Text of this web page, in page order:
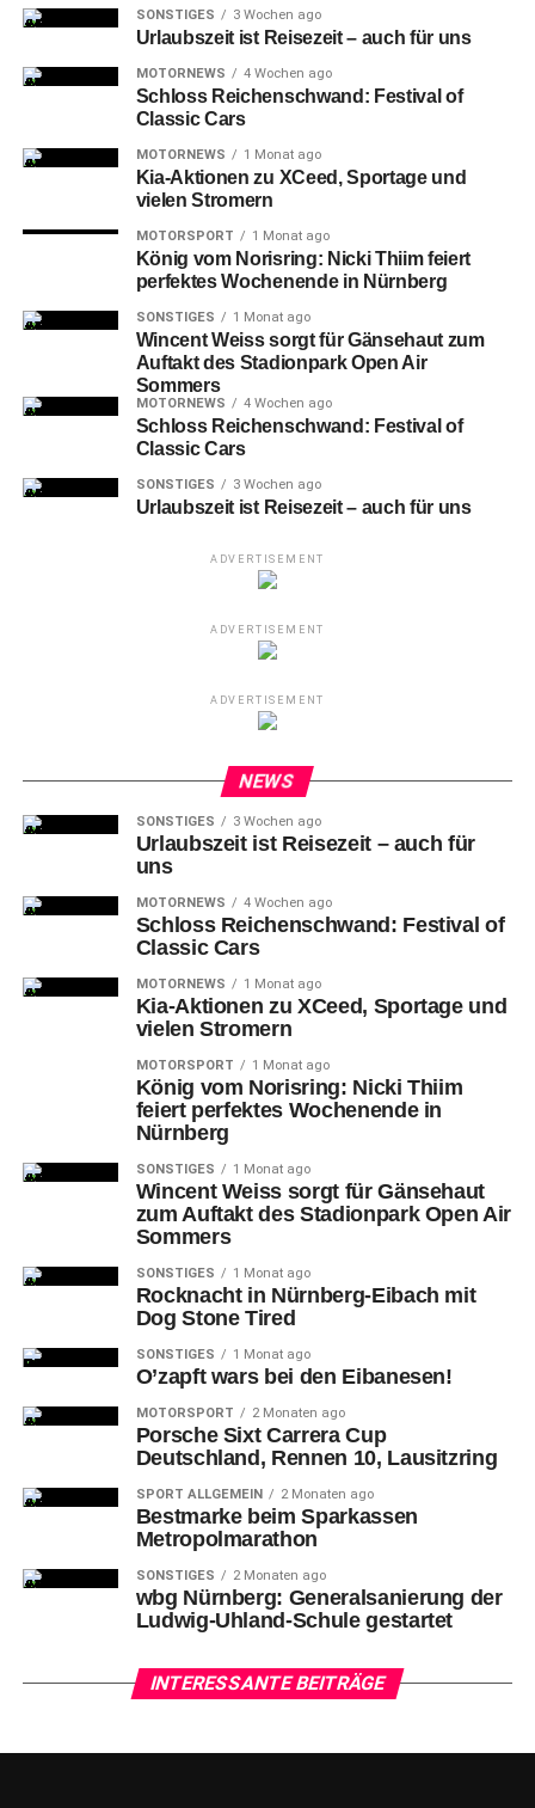
SONSTIGES 3 Wochen ago
Urlaubszeit ist Reisezeit – auch für uns
MOTORNEWS 4 Wochen ago
Schloss Reichenschwand: Festival of
Classic Cars
MOTORNEWS 1 Monat ago
Kia-Aktionen zu XCeed, Sportage und
vielen Stromern
MOTORSPORT 1 Monat ago
König vom Norisring: Nicki Thiim feiert
perfektes Wochenende in Nürnberg
SONSTIGES 1 Monat ago
Wincent Weiss sorgt für Gänsehaut zum
Auftakt des Stadionpark Open Air
Sommers
MOTORNEWS 4 Wochen ago
Schloss Reichenschwand: Festival of
Classic Cars
SONSTIGES 3 Wochen ago
Urlaubszeit ist Reisezeit – auch für uns
ADVERTISEMENT
ADVERTISEMENT
ADVERTISEMENT
NEWS
SONSTIGES 3 Wochen ago
Urlaubszeit ist Reisezeit – auch für
uns
MOTORNEWS 4 Wochen ago
Schloss Reichenschwand: Festival of
Classic Cars
MOTORNEWS 1 Monat ago
Kia-Aktionen zu XCeed, Sportage und
vielen Stromern
MOTORSPORT 1 Monat ago
König vom Norisring: Nicki Thiim
feiert perfektes Wochenende in
Nürnberg
SONSTIGES 1 Monat ago
Wincent Weiss sorgt für Gänsehaut
zum Auftakt des Stadionpark Open Air
Sommers
SONSTIGES 1 Monat ago
Rocknacht in Nürnberg-Eibach mit
Dog Stone Tired
SONSTIGES 1 Monat ago
O’zapft wars bei den Eibanesen!
MOTORSPORT 2 Monaten ago
Porsche Sixt Carrera Cup
Deutschland, Rennen 10, Lausitzring
SPORT ALLGEMEIN 2 Monaten ago
Bestmarke beim Sparkassen
Metropolmarathon
SONSTIGES 2 Monaten ago
wbg Nürnberg: Generalsanierung der
Ludwig-Uhland-Schule gestartet
INTERESSANTE BEITRÄGE